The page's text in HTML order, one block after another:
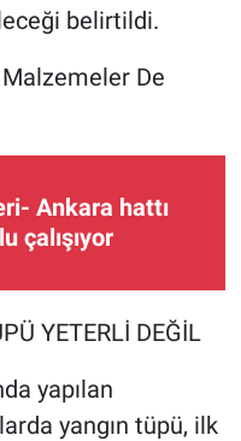
belirtildi.
De
Ankara hattı
çalışıyor
YETERLİ DEĞİL
yapılan
yangın tüpü, ilk